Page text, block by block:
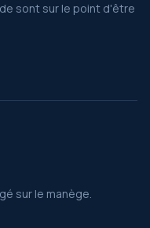
sont sur le point d'être
sur le manège.